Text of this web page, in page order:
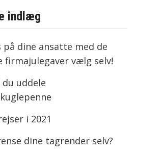
indlæg
dine ansatte med de
firmajulegaver vælg selv!
du uddele
i 2021
dine tagrender selv?